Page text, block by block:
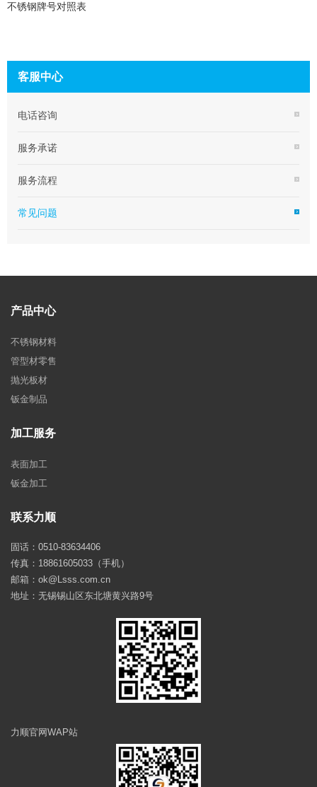
不锈钢牌号对照表
客服中心
电话咨询
服务承诺
服务流程
常见问题
产品中心
不锈钢材料
管型材零售
抛光板材
钣金制品
加工服务
表面加工
钣金加工
联系力顺
固话：0510-83634406
传真：18861605033（手机）
邮箱：ok@Lsss.com.cn
地址：无锡锡山区东北塘黄兴路9号
力顺官网WAP站